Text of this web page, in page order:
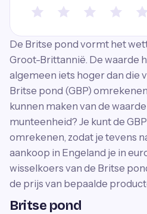
De Britse pond vormt het
Groot-Brittannië. De waarde
algemeen iets hoger dan die
Britse pond (GBP)
kunnen maken van de
munteenheid? Je kunt de
omrekenen, zodat je tevens
aankoop in Engeland je in
wisselkoers van de Britse
de prijs van bepaalde
Britse pond